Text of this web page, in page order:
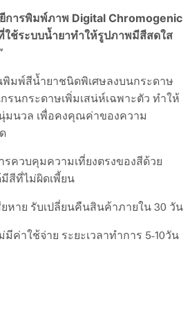
ยีการพิมพ์ภาพ Digital Chromogenic
ใช้ระบบน้ำยาทำให้รูปภาพมีสีสดใส
พิมพ์สีน้ำยาชนิดพิเศษลงบนกระดาษ
รนกระดาษเพิ่มเสน่ห์เฉพาะตัว ทำให้
นวล เพื่อคงคุณค่าของความ
รควบคุมความเที่ยงตรงของสีด้วย
สีที่ไม่ผิดเพี้ยน
ยหาย รับเปลี่ยนคืนสินค้าภายใน 30 วัน
มีค่าใช้จ่าย ระยะเวลาทำการ 5-10วัน